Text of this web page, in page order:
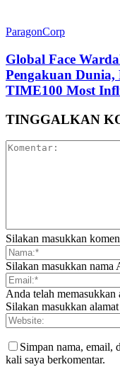
ParagonCorp
Global Face
Pengakuan
TIME100 Most
TINGGALKAN
Silakan masukkan
Silakan masukkan nama
Anda telah memasukkan
Silakan masukkan
Simpan nama, email,
kali saya berkomentar.